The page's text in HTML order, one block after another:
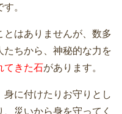
す。
はありませんが、数多
たちから、神秘的な力を
てきた石があります。
身に付けたりお守りとし
災いから身を守ってく